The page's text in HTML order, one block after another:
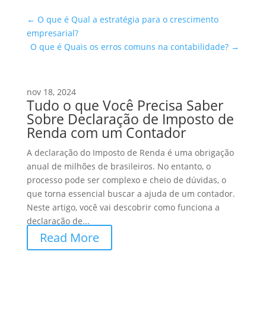
← O que é Qual a estratégia para o crescimento
empresarial?
O que é Quais os erros comuns na contabilidade? →
nov 18, 2024
Tudo o que Você Precisa Saber
Sobre Declaração de Imposto de
Renda com um Contador
A declaração do Imposto de Renda é uma obrigação
anual de milhões de brasileiros. No entanto, o
processo pode ser complexo e cheio de dúvidas, o
que torna essencial buscar a ajuda de um contador.
Neste artigo, você vai descobrir como funciona a
declaração de...
Read More